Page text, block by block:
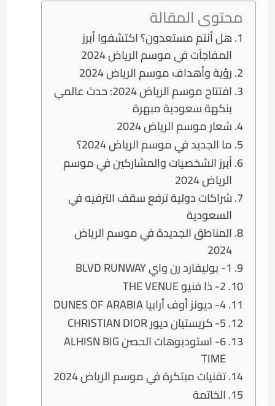
محتوى المقالة
هل أنتم مستعدون؟ اكتشفوا أبرز
المفاجآت في موسم الرياض 2024
رؤية وأهداف موسم الرياض 2024
افتتاح موسم الرياض 2024: حدث عالمي
بنكهة سعودية مبهرة
شعار موسم الرياض 2024
ما الجديد في موسم الرياض 2024؟
أبرز الشخصيات والمشاركين في موسم
الرياض 2024
شراكات دولية ترفع سقف الترفيه في
السعودية
المناطق الجديدة في موسم الرياض
2024
1- بوليفارد رن واي BLVD RUNWAY
2- ذا فنيو THE VENUE
4- ديونز أوف أرابيا DUNES OF ARABIA
5- كريستيان ديور CHRISTIAN DIOR
6- استوديوهات الحصن ALHISN BIG
TIME
تقنيات مبتكرة في موسم الرياض 2024
الخاتمة